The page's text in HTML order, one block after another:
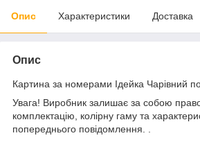
Опис Характеристики Доставка
Опис
Картина за номерами Ідейка Чарівний
Увага! Виробник залишає за собою
комплектацію, колірну гаму та
попереднього повідомлення. .